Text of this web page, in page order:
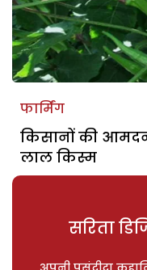
फार्मिंग
किसानों की
लाल किस्म
सरिता